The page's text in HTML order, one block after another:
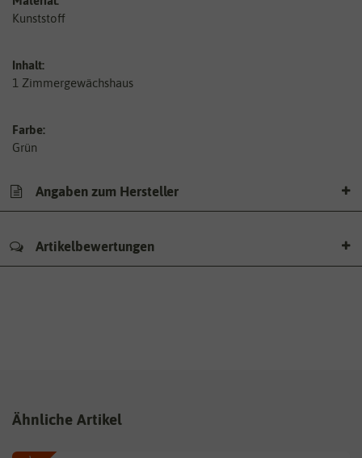
Kunststoff
Inhalt:
1 Zimmergewächshaus
Farbe:
Grün
Angaben zum Hersteller
Artikelbewertungen
Ähnliche Artikel